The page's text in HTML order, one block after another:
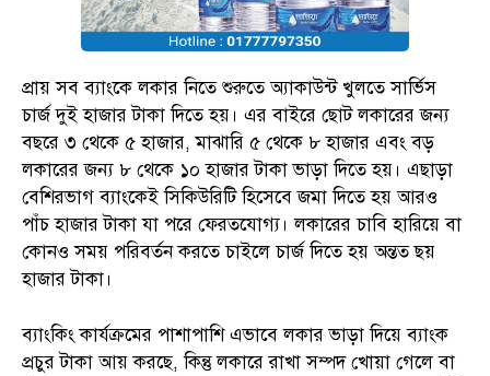
প্রায় সব ব্যাংকে লকার নিতে শুরুতে অ্যাকাউন্ট খুলতে সার্ভিস
চার্জ দুই হাজার টাকা দিতে হয়। এর বাইরে ছোট লকারের জন্য
বছরে ৩ থেকে ৫ হাজার, মাঝারি ৫ থেকে ৮ হাজার এবং বড়
লকারের জন্য ৮ থেকে ১০ হাজার টাকা ভাড়া দিতে হয়। এছাড়া
বেশিরভাগ ব্যাংকেই সিকিউরিটি হিসেবে জমা দিতে হয় আরও
পাঁচ হাজার টাকা যা পরে ফেরতযোগ্য। লকারের চাবি হারিয়ে বা
কোনও সময় পরিবর্তন করতে চাইলে চার্জ দিতে হয় অন্তত ছয়
হাজার টাকা।
ব্যাংকিং কার্যক্রমের পাশাপাশি এভাবে লকার ভাড়া দিয়ে ব্যাংক
প্রচুর টাকা আয় করছে, কিন্তু লকারে রাখা সম্পদ খোয়া গেলে বা